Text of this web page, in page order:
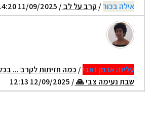
אילה בכור/ קרב על לב/ 11/09/2025 14:20
עליזה ארמן זאבי/ כמה חזיתות לקרב ...
שבת נעימה צבי 🙏/ 12/09/2025 12:13